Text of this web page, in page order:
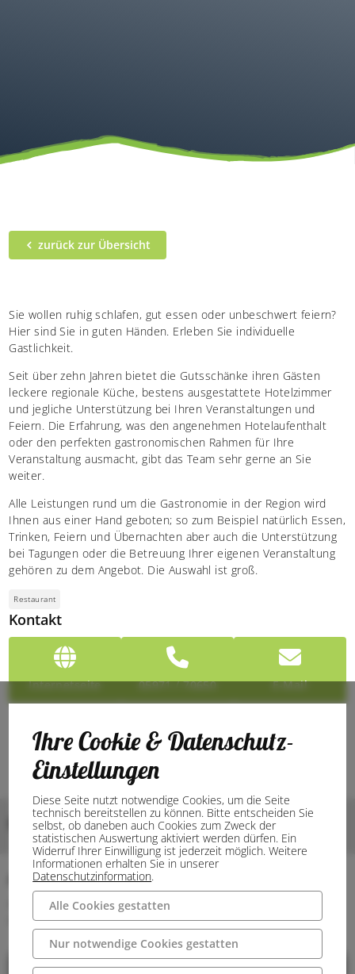
zurück zur Übersicht
Sie wollen ruhig schlafen, gut essen oder unbeschwert feiern?
Hier sind Sie in guten Händen. Erleben Sie individuelle
Gastlichkeit.
Seit über zehn Jahren bietet die Gutsschänke ihren Gästen
leckere regionale Küche, bestens ausgestattete Hotelzimmer
und jegliche Unterstützung bei Ihren Veranstaltungen und
Feiern. Die Erfahrung, was den angenehmen Hotelaufenthalt
oder den perfekten gastronomischen Rahmen für Ihre
Veranstaltung ausmacht, gibt das Team sehr gerne an Sie
weiter.
Alle Leistungen rund um die Gastronomie in der Region wird
Ihnen aus einer Hand geboten; so zum Beispiel natürlich Essen,
Trinken, Feiern und Übernachten aber auch die Unterstützung
bei Tagungen oder die Betreuung Ihrer eigenen Veranstaltung
gehören zu dem Angebot. Die Auswahl ist groß.
Restaurant
Kontakt
Internetseite 05971 / 70650 E-Mail
Bilder
Anschrift
48499 Salzbergen
Germany
Ihre Cookie & Datenschutz-
Einstellungen
Diese Seite nutzt notwendige Cookies, um die Seite
technisch bereitstellen zu können. Bitte entscheiden Sie
selbst, ob daneben auch Cookies zum Zweck der
statistischen Auswertung aktiviert werden dürfen. Ein
Widerruf Ihrer Einwilligung ist jederzeit möglich. Weitere
Informationen erhalten Sie in unserer
Datenschutzinformation.
Alle Cookies gestatten
Nur notwendige Cookies gestatten